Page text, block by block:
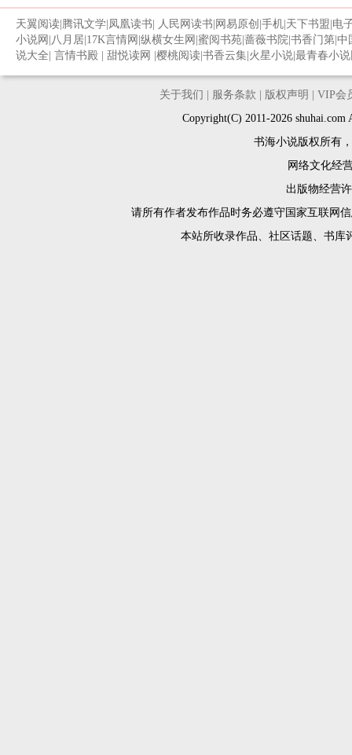
天翼阅读 腾讯文学 凤凰读书 人民网读书 网易原创 手机 天下书盟 电
小说网 八月居 17K言情网 纵横女生网 蜜阅书苑 蔷薇书院 书香门第 中
说大全 言情书殿 甜悦读网 樱桃阅读 书香云集 火星小说 最青春小
关于我们 服务条款 版权声明
VIP会
Copyright(C) 2011-2026
书海小说版权所有
网络文化经
出版物经营
请所有作者发布作品时务必遵守国家互联网
本站所收录作品、社区话题、书库